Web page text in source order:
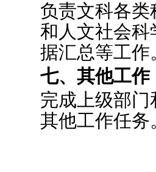
负责文科各
和人文社会
据汇总等工作
七、其他工作
完成上级部
其他工作任务